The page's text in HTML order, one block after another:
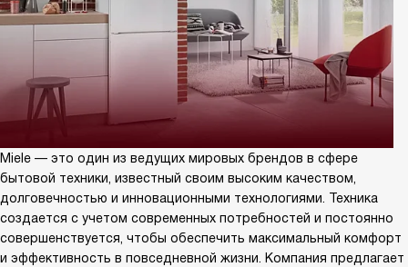
Miele — это один из ведущих мировых брендов в сфере
бытовой техники, известный своим высоким качеством,
долговечностью и инновационными технологиями. Техника
создается с учетом современных потребностей и постоянно
совершенствуется, чтобы обеспечить максимальный комфорт
и эффективность в повседневной жизни. Компания предлагает